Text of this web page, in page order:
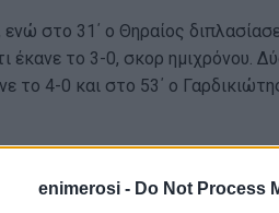
enimerosi - Do Not Process
ενώ στο 31΄ ο Θηραίος
έκανε το 3-0, σκορ ημιχρόνου.
το 4-0 και στο 53΄ ο
Χατζηβασιλείου (Μακεδονίας)
Σιμιστήρας,